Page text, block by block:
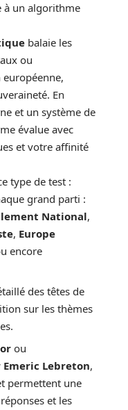
à un algorithme
balaie les
ou
En
et un système de
évalue avec
et votre affinité
type de test :
grand parti :
National,
, Europe
encore
des têtes de
sur les thèmes
ou
Emeric Lebreton,
permettent une
et les